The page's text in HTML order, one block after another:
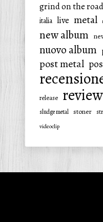
grind on the road
italia live metal
new album
nuovo album
post metal
release
review
sludge metal stoner
videoclip